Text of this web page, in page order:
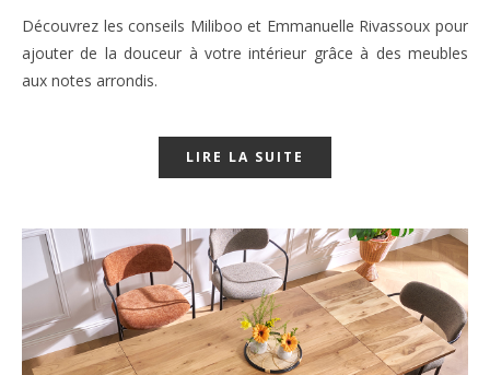
Découvrez les conseils Miliboo et Emmanuelle Rivassoux pour
ajouter de la douceur à votre intérieur grâce à des meubles
aux notes arrondis.
LIRE LA SUITE